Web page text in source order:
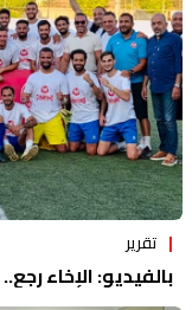
تقرير
بالفيديو: الإخاء